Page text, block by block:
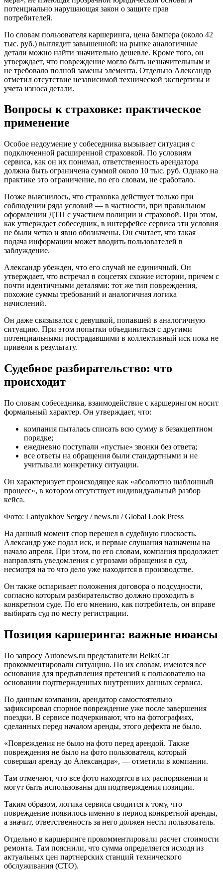
потенциально нарушающая закон о защите прав
потребителей.
По словам пользователя каршеринга, цена бампера (около 42
тыс. руб.) выглядит завышенной: на рынке аналогичные
детали можно найти значительно дешевле. Кроме того, он
утверждает, что повреждение могло быть незначительным и
не требовало полной замены элемента. Отдельно Александр
отметил отсутствие независимой технической экспертизы и
учета износа детали.
Вопросы к страховке: практическое
применение
Особое недоумение у собеседника вызывает ситуация с
подключенной расширенной страховкой. По условиям
сервиса, как он их понимал, ответственность арендатора
должна быть ограничена суммой около 10 тыс. руб. Однако на
практике это ограничение, по его словам, не сработало.
Позже выяснилось, что страховка действует только при
соблюдении ряда условий — в частности, при правильном
оформлении ДТП с участием полиции и страховой. При этом,
как утверждает собеседник, в интерфейсе сервиса эти условия
не были четко и явно обозначены. Он считает, что такая
подача информации может вводить пользователей в
заблуждение.
Александр убежден, что его случай не единичный. Он
утверждает, что встречал в соцсетях схожие истории, причем с
почти идентичными деталями: тот же тип повреждения,
похожие суммы требований и аналогичная логика
начислений.
Он даже связывался с девушкой, попавшей в аналогичную
ситуацию. При этом попытки объединиться с другими
потенциальными пострадавшими в коллективный иск пока не
привели к результату.
Судебное разбирательство: что
происходит
По словам собеседника, взаимодействие с каршерингом носит
формальный характер. Он утверждает, что:
компания пыталась списать всю сумму в безакцептном
порядке;
ежедневно поступали «пустые» звонки без ответа;
все ответы на обращения были стандартными и не
учитывали конкретику ситуации.
Он характеризует происходящее как «абсолютно шаблонный
процесс», в котором отсутствует индивидуальный разбор
кейса.
Фото: Lantyukhov Sergey / news.ru / Global Look Press
На данный момент спор перешел в судебную плоскость.
Александр уже подал иск, и первые слушания назначены на
начало апреля. При этом, по его словам, компания продолжает
направлять уведомления с угрозами обращения в суд,
несмотря на то что дело уже находится в производстве.
Он также оспаривает положения договора о подсудности,
согласно которым разбирательство должно проходить в
конкретном суде. По его мнению, как потребитель, он вправе
выбирать суд по месту регистрации.
Позиция каршеринга: важные нюансы
По запросу Autonews.ru представители BelkaCar
прокомментировали ситуацию. По их словам, имеются все
основания для предъявления претензий к пользователю на
основании подтвержденных внутренних данных сервиса.
По данным компании, арендатор самостоятельно
зафиксировал спорное повреждение уже после завершения
поездки. В сервисе подчеркивают, что на фотографиях,
сделанных перед началом аренды, этого дефекта не было.
«Повреждения не было на фото перед арендой. Также
повреждения не было на фото пользователя, который
совершал аренду до Александра», — отметили в компании.
Там отмечают, что все фото находятся в их распоряжении и
могут быть использованы для подтверждения позиции.
Таким образом, логика сервиса сводится к тому, что
повреждение появилось именно в период конкретной аренды,
а значит, ответственность за него должен нести пользователь.
Отдельно в каршеринге прокомментировали расчет стоимости
ремонта. Там пояснили, что сумма определяется исходя из
актуальных цен партнерских станций технического
обслуживания (СТО).